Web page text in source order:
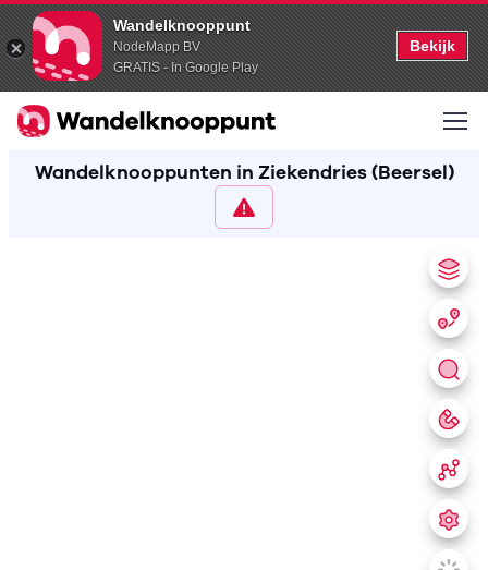
Wandelknooppunt
NodeMapp BV
GRATIS - In Google Play
Bekijk
Wandelknooppunten in Ziekendries (Beersel)